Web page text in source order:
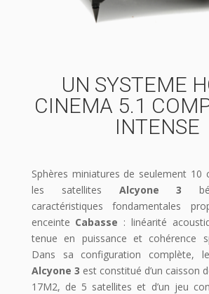
UN SYSTEME
CINEMA 5.1
INTENSE
Sphères miniatures de seulement 10
les satellites Alcyone 3
caractéristiques fondamentales
enceinte Cabasse : linéarité
tenue en puissance et cohérence
Dans sa configuration complète,
Alcyone 3 est constitué d’un caisson
17M2, de 5 satellites et d’un jeu